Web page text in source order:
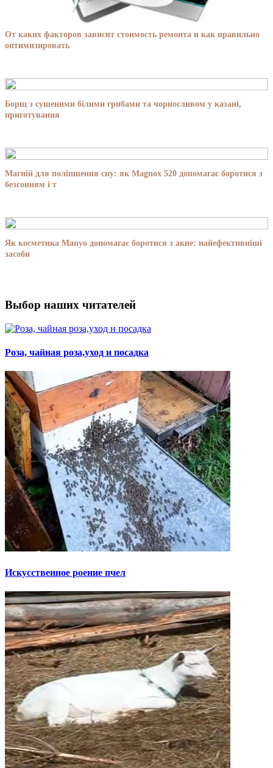
От каких факторов зависит стоимость ремонта и как правильно
оптимизировать
Борщ з сушеними білими грибами та чорносливом у казані,
приготування
Магній для поліпшення сну: як Magnox 520 допомагає боротися з
безсонням і т
Як косметика Manyo допомагає боротися з акне: найефективніші
засоби
Выбор наших читателей
Роза, чайная роза,уход и посадка
Искусственное роение пчел